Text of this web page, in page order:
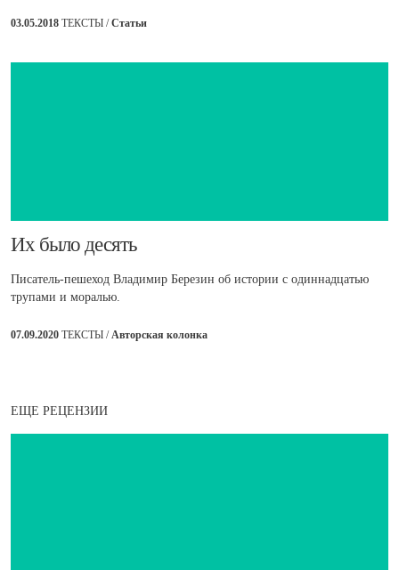
03.05.2018 ТЕКСТЫ /Статьи
​Их было десять
Писатель-пешеход Владимир Березин об истории с одиннадцатью
трупами и моралью.
07.09.2020 ТЕКСТЫ /Авторская колонка
ЕЩЕ РЕЦЕНЗИИ